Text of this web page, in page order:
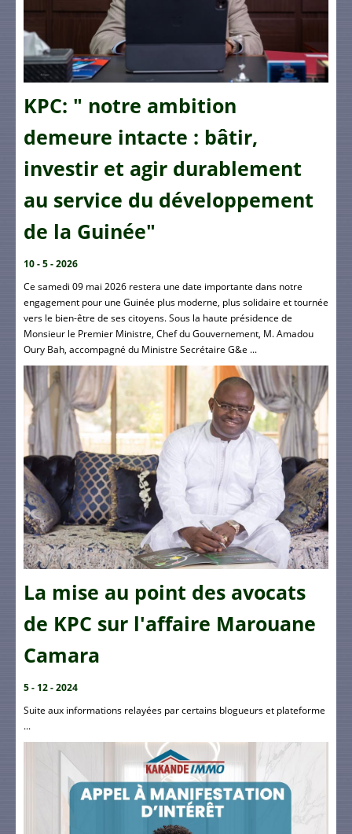
KPC: " notre ambition
demeure intacte : bâtir,
investir et agir durablement
au service du développement
de la Guinée"
10 - 5 - 2026
Ce samedi 09 mai 2026 restera une date importante dans notre
engagement pour une Guinée plus moderne, plus solidaire et tournée
vers le bien-être de ses citoyens. Sous la haute présidence de
Monsieur le Premier Ministre, Chef du Gouvernement, M. Amadou
Oury Bah, accompagné du Ministre Secrétaire G&e ...
La mise au point des avocats
de KPC sur l'affaire Marouane
Camara
5 - 12 - 2024
Suite aux informations relayées par certains blogueurs et plateforme
...